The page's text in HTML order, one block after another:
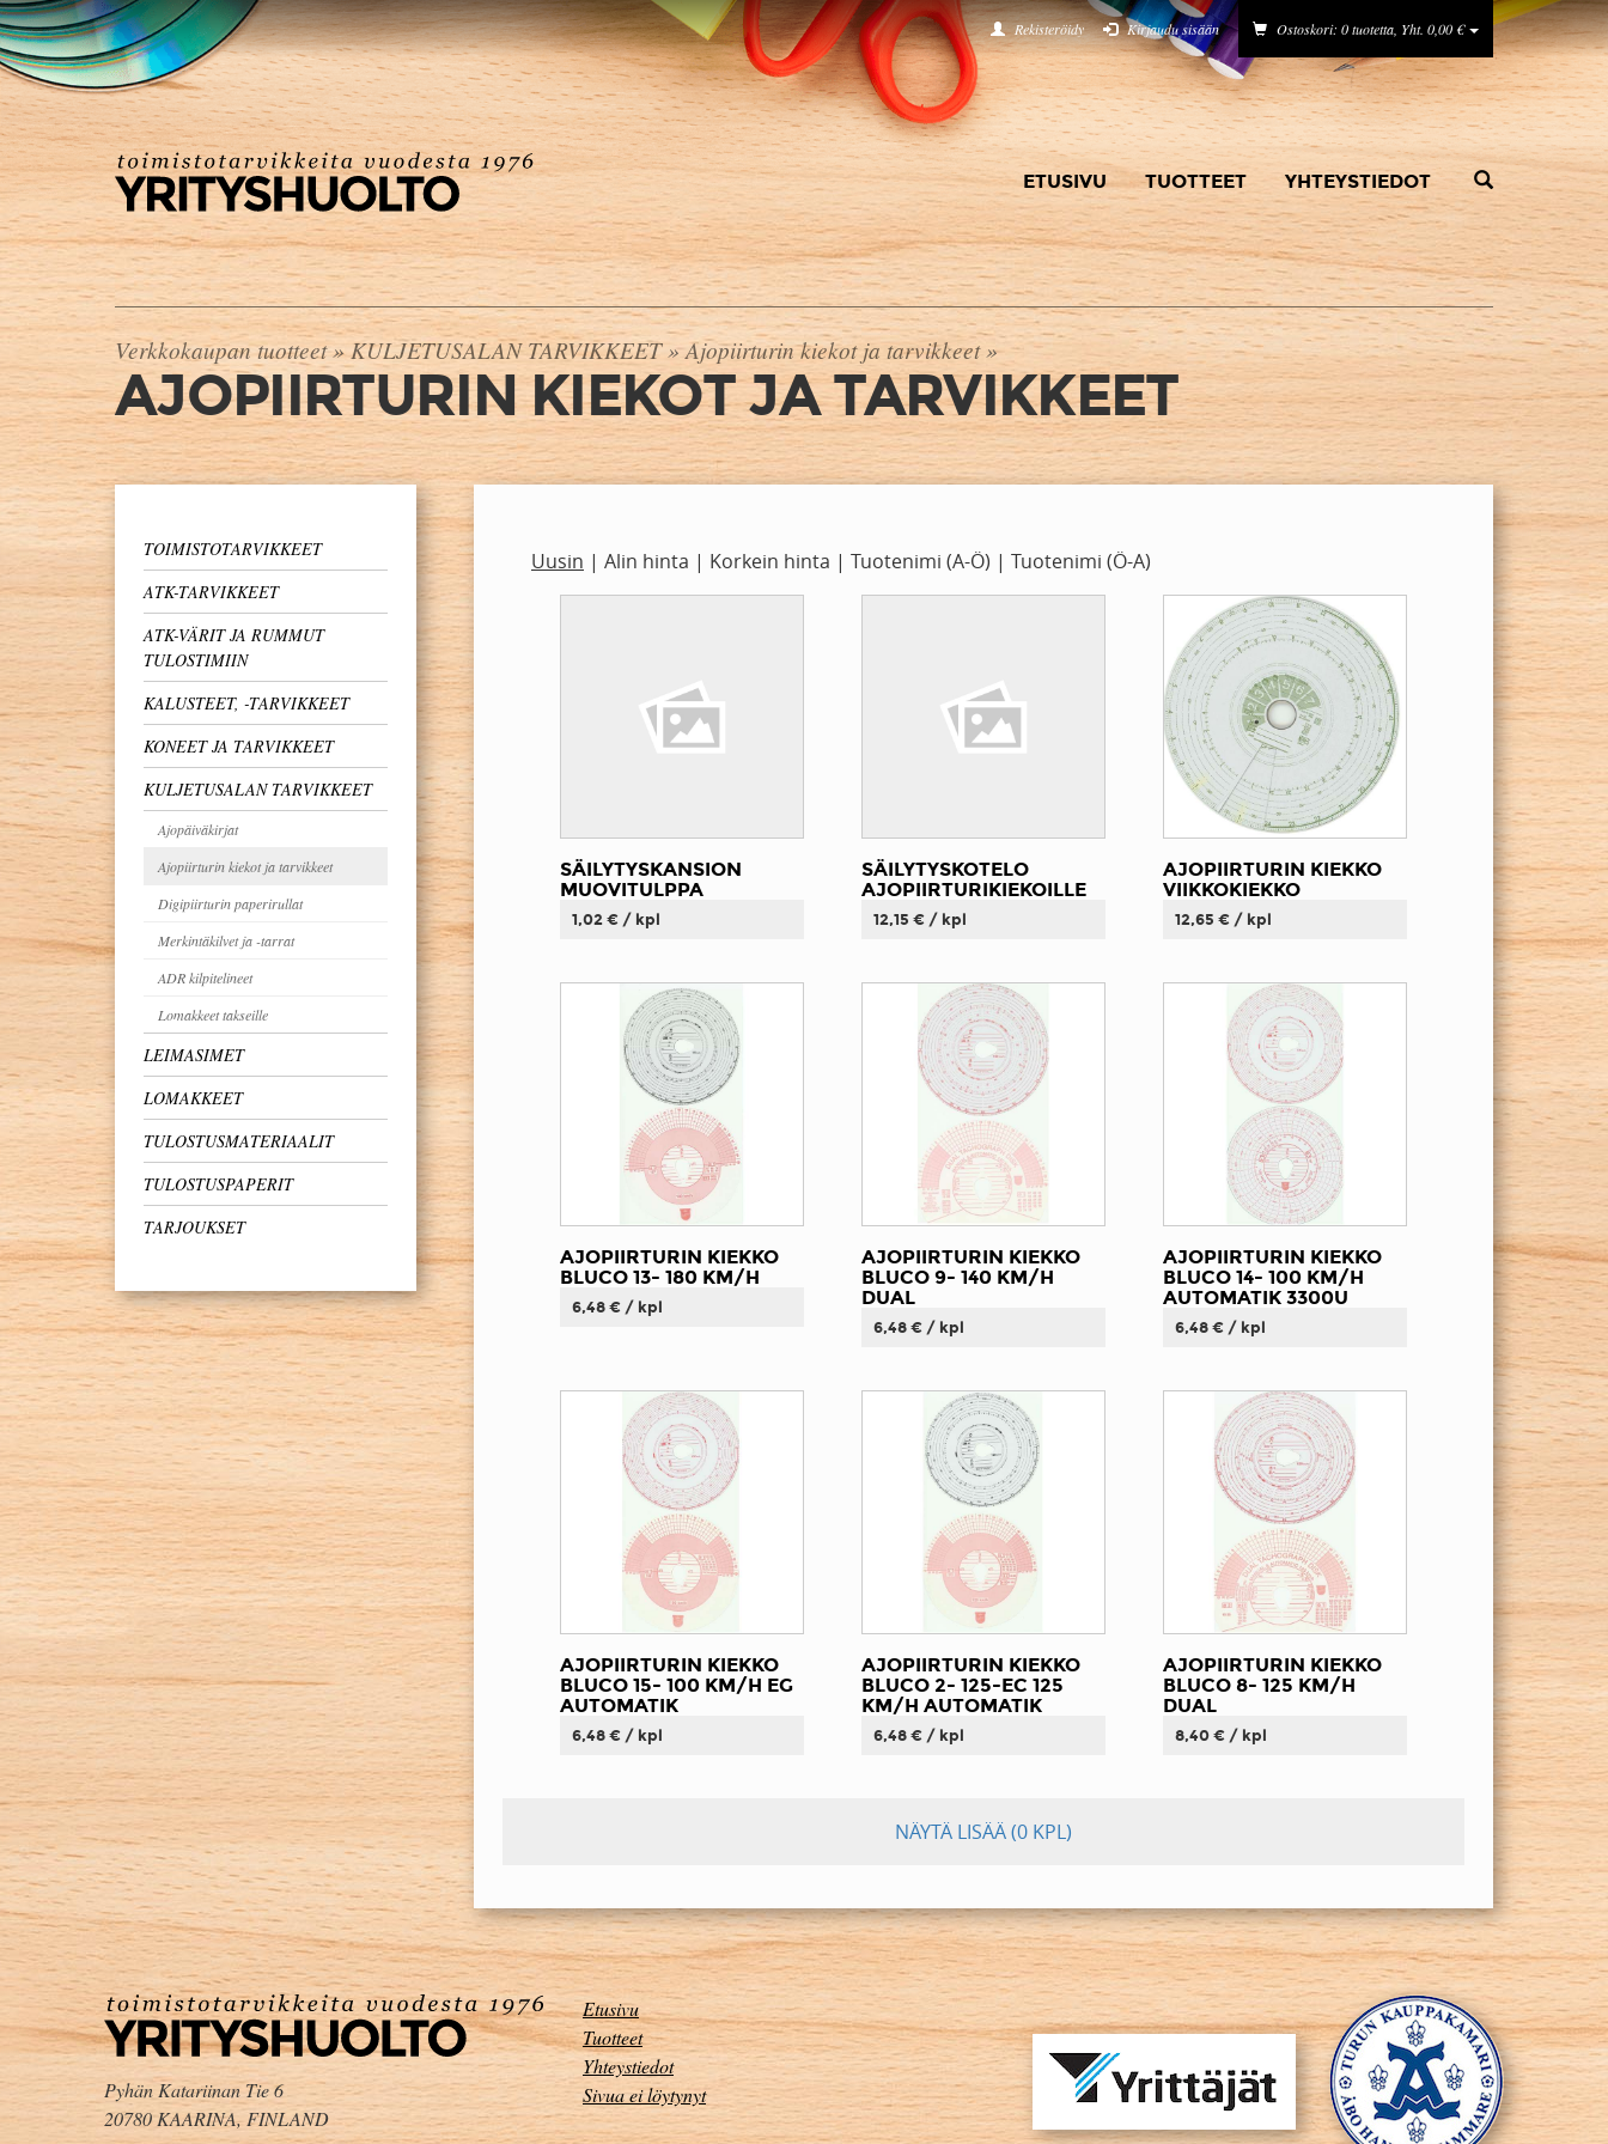
Rekisteröidy Kirjaudu sisään Ostoskori: 0 tuotetta, Yht. 0,00 €
ETUSIVU TUOTTEET YHTEYSTIEDOT
Verkkokaupan tuotteet»KULJETUSALAN TARVIKKEET»Ajopiirturin kiekot ja tarvikkeet»
AJOPIIRTURIN KIEKOT JA TARVIKKEET
TOIMISTOTARVIKKEET
ATK-TARVIKKEET
ATK-VÄRIT JA RUMMUT
TULOSTIMIIN
KALUSTEET, -TARVIKKEET
KONEET JA TARVIKKEET
KULJETUSALAN TARVIKKEET
Ajopäiväkirjat
Ajopiirturin kiekot ja tarvikkeet
Digipiirturin paperirullat
Merkintäkilvet ja -tarrat
ADR kilpitelineet
Lomakkeet takseille
LEIMASIMET
LOMAKKEET
TULOSTUSMATERIAALIT
TULOSTUSPAPERIT
TARJOUKSET
Uusin | Alin hinta | Korkein hinta | Tuotenimi (A-Ö) | Tuotenimi (Ö-A)
SÄILYTYSKANSION
MUOVITULPPA
1,02 € / kpl
SÄILYTYSKOTELO
AJOPIIRTURIKIEKOILLE
12,15 € / kpl
AJOPIIRTURIN KIEKKO
VIIKKOKIEKKO
12,65 € / kpl
AJOPIIRTURIN KIEKKO
BLUCO 13- 180 KM/H
6,48 € / kpl
AJOPIIRTURIN KIEKKO
BLUCO 9- 140 KM/H
DUAL
6,48 € / kpl
AJOPIIRTURIN KIEKKO
BLUCO 14- 100 KM/H
AUTOMATIK 3300U
6,48 € / kpl
AJOPIIRTURIN KIEKKO
BLUCO 15- 100 KM/H EG
AUTOMATIK
6,48 € / kpl
AJOPIIRTURIN KIEKKO
BLUCO 2- 125-EC 125
KM/H AUTOMATIK
6,48 € / kpl
AJOPIIRTURIN KIEKKO
BLUCO 8- 125 KM/H
DUAL
8,40 € / kpl
NÄYTÄ LISÄÄ(0 KPL)
Pyhän Katariinan Tie 6
20780 KAARINA, FINLAND
Etusivu
Tuotteet
Yhteystiedot
Sivua ei löytynyt